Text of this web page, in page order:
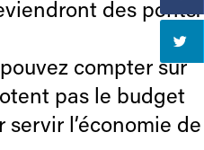
des ponts.
compter sur
pas le budget
servir l’économie de